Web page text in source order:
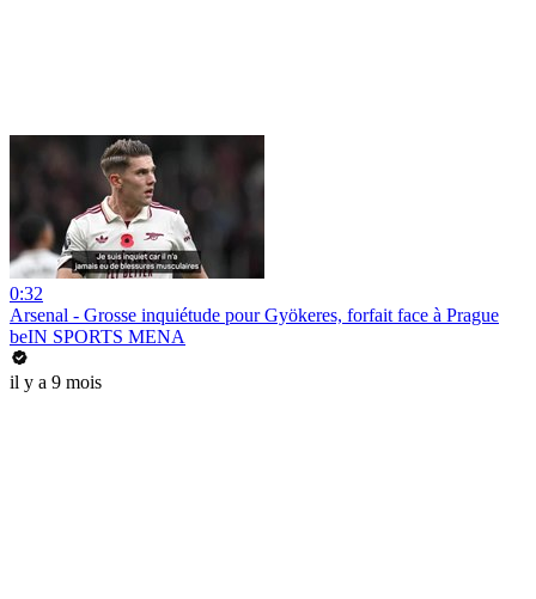
0:32
Arsenal - Grosse inquiétude pour Gyökeres, forfait face à Prague
beIN SPORTS MENA
il y a 9 mois